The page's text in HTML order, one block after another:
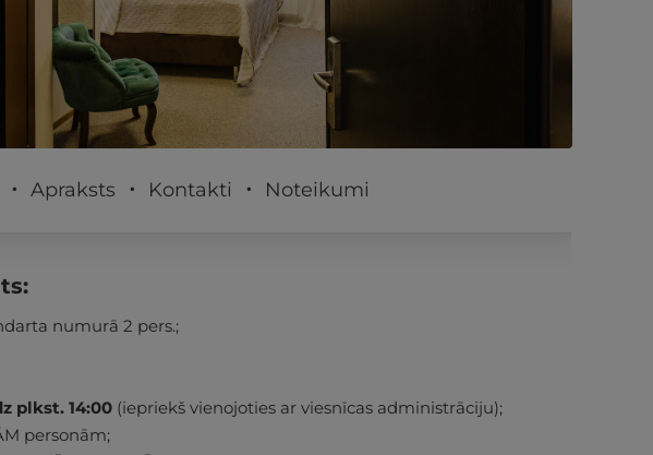
PĒRKU
Apraksts Kontakti Noteikumi
numurā 2 pers.;
plkst. 14:00 (iepriekš vienojoties ar viesnīcas administrāciju);
personām;